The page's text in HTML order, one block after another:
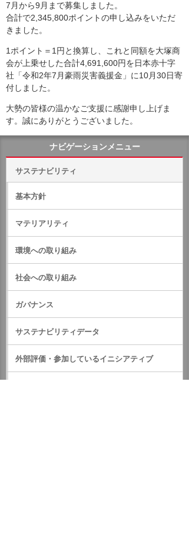
7月から9月まで募集しました。
合計で2,345,800ポイントの申し込みをいただ
きました。
1ポイント＝1円と換算し、これと同額を大塚商
会が上乗せした合計4,691,600円を日本赤十字
社「令和2年7月豪雨災害義援金」に10月30日寄
付しました。
大勢の皆様の温かなご支援に感謝申し上げま
す。誠にありがとうございました。
ナビゲーションメニュー
サステナビリティ
基本方針
マテリアリティ
環境への取り組み
社会への取り組み
ガバナンス
サステナビリティデータ
外部評価・参加しているイニシアティブ